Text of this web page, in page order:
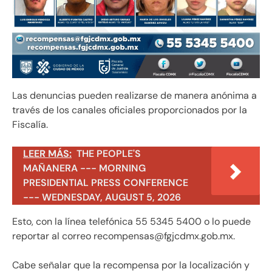
Las denuncias pueden realizarse de manera anónima a
través de los canales oficiales proporcionados por la
Fiscalía.
LEER MÁS: THE PEOPLE'S
MAÑANERA --- MORNING
PRESIDENTIAL PRESS CONFERENCE
--- WEDNESDAY, AUGUST 5, 2026
Esto, con la línea telefónica 55 5345 5400 o lo puede
reportar al correo recompensas@fgjcdmx.gob.mx.
Cabe señalar que la recompensa por la localización y